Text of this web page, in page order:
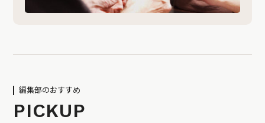
編集部のおすすめ
PICKUP